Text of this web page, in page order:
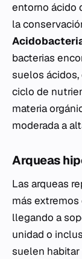
entorno ácido
la
bacterias
suelos
ciclo de
materia
moderada a
Arqueas
Las arqueas
más
llegando a
unidad o
suelen